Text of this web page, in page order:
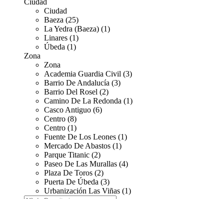
Ciudad
Baeza (25)
La Yedra (Baeza) (1)
Linares (1)
Úbeda (1)
Zona
Zona
Academia Guardia Civil (3)
Barrio De Andalucía (3)
Barrio Del Rosel (2)
Camino De La Redonda (1)
Casco Antiguo (6)
Centro (8)
Centro (1)
Fuente De Los Leones (1)
Mercado De Abastos (1)
Parque Titanic (2)
Paseo De Las Murallas (4)
Plaza De Toros (2)
Puerta De Úbeda (3)
Urbanización Las Viñas (1)